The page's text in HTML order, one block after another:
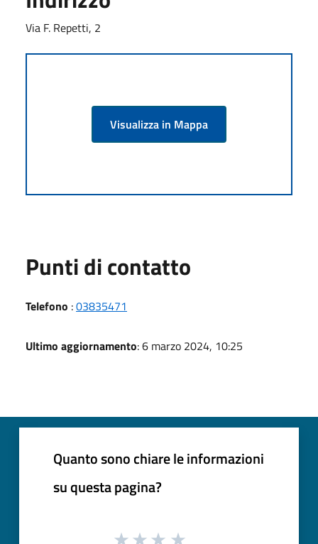
Via F. Repetti, 2
Visualizza in Mappa
Punti di contatto
Telefono :03835471
Ultimo aggiornamento: 6 marzo 2024, 10:25
Quanto sono chiare le informazioni
su questa pagina?